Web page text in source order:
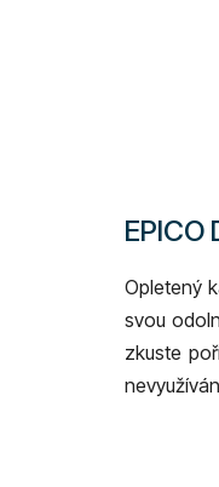
Opletený
svou
zkuste